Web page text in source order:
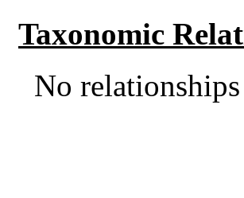
Taxonomic
No